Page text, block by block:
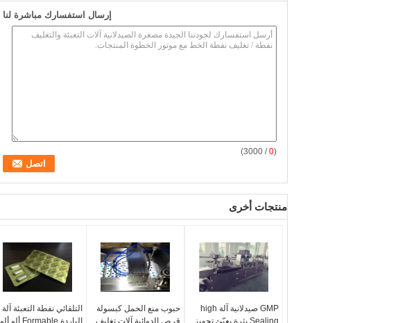
إرسال استفسارك مباشرة لنا
(
0
/ 3000)
منتجات أخرى
التلقائي نفطة التعبئة آلة
الباردة Formable ألو ألو
حبوب منع الحمل كبسولة
قرص الدوائية آلات تغليف
GMP صيدلانية آلة high
Sealing بثرة يعبّئ تجهيز